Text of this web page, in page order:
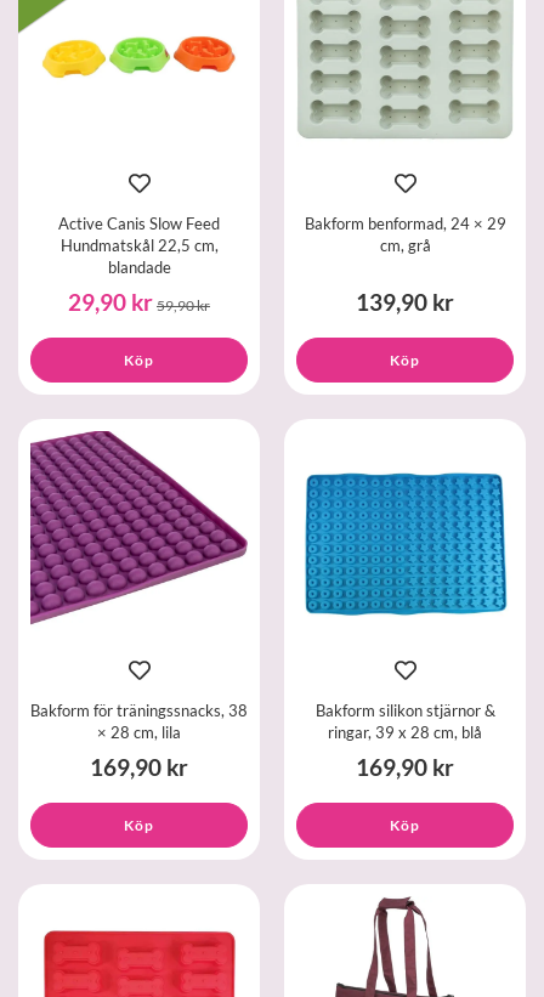
Active Canis Slow Feed
Hundmatskål 22,5 cm,
blandade
29,90 kr 59,90 kr
Köp
Bakform benformad, 24 × 29
cm, grå
139,90 kr
Köp
Bakform för träningssnacks, 38
× 28 cm, lila
169,90 kr
Köp
Bakform silikon stjärnor &
ringar, 39 x 28 cm, blå
169,90 kr
Köp